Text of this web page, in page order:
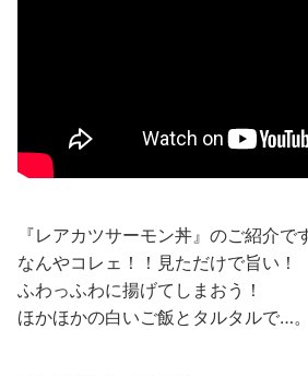
『レアカツサーモン丼』のご紹介で
なんやコレェ！！見ただけで旨い！
ふわっふわに揚げてしまおう！
ほかほかの白いご飯とタルタルで…。